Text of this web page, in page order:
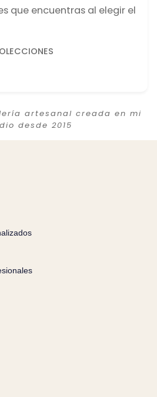
que encuentras al elegir el
artesanal creada en mi
desde 2015